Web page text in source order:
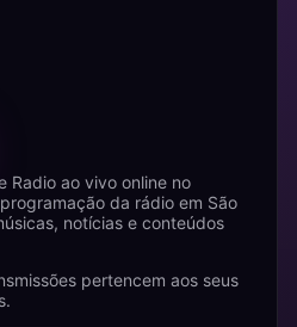
Radio ao vivo online no
da rádio em São
notícias e conteúdos
pertencem aos seus